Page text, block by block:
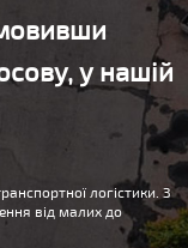
у нашій
логістики. З
від малих до